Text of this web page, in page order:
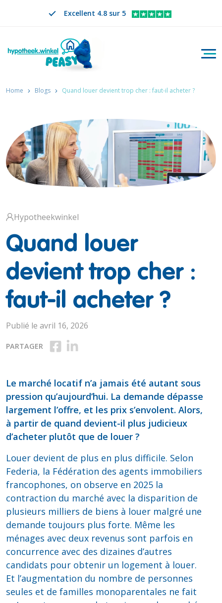
Excellent 4.8 sur 5
Rechercher
CHANGER DE LANGUE. LA LANGUE
FR
Home Blogs Quand louer devient trop cher : faut-il acheter ?
Hypotheekwinkel
Quand louer
devient trop cher :
faut-il acheter ?
Publié le avril 16, 2026
PARTAGER Partager sur Facebook
Partager sur LinkedIn
Le marché locatif n’a jamais été autant sous
pression qu’aujourd’hui. La demande dépasse
largement l’offre, et les prix s’envolent. Alors,
à partir de quand devient-il plus judicieux
d’acheter plutôt que de louer ?
Louer devient de plus en plus difficile. Selon
Federia, la Fédération des agents immobiliers
francophones, on observe en 2025 la
contraction du marché avec la disparition de
plusieurs milliers de biens à louer malgré une
demande toujours plus forte. Même les
ménages avec deux revenus sont parfois en
concurrence avec des dizaines d’autres
candidats pour obtenir un logement à louer.
Et l’augmentation du nombre de personnes
seules et de familles monoparentales ne fait